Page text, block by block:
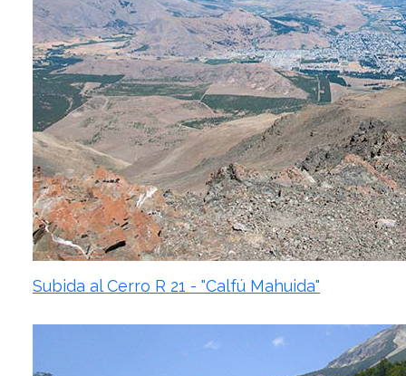
Subida al Cerro R 21 - "Calfú Mahuida"